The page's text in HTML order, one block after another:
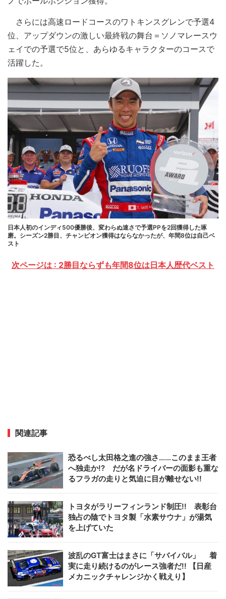
さらには高速ロードコースのワトキンスグレンで予選4
位、アップダウンの激しい最終戦の舞台＝ソノマレースウ
ェイでの予選で5位と、あらゆるキャラクターのコースで
活躍した。
日本人初のインディ500優勝後、変わらぬ速さで予選PPを2回獲得した琢
磨。シーズン2勝目、チャンピオン獲得はならなかったが、年間8位は自己ベ
スト
次ページは : 2勝目ならずも年間8位は日本人歴代ベスト
関連記事
恐るべし太田格之進の強さ……このまま王者
へ独走か!? だが名ドライバーの面影も重な
るフラガの走りと気迫に目が離せない!!
トヨタがラリーフィンランド制圧!! 表彰台
独占の陰でトヨタ製「水素サウナ」が湯気
を上げていた
波乱のGT富士はまさに「サバイバル」 着
実に走り続けるのがレース強者だ!! 【日産
メカニックチャレンジかく戦えり】